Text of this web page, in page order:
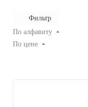
Фильтр
По алфавиту
По цене